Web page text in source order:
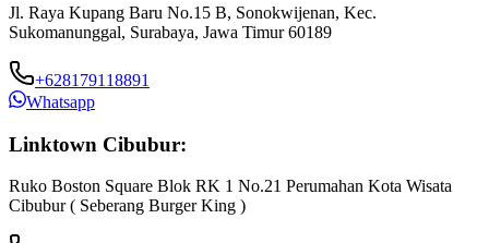
Jl. Raya Kupang Baru No.15 B, Sonokwijenan, Kec.
Sukomanunggal, Surabaya, Jawa Timur 60189
+628179118891
Whatsapp
Linktown Cibubur:
Ruko Boston Square Blok RK 1 No.21 Perumahan Kota Wisata
Cibubur ( Seberang Burger King )